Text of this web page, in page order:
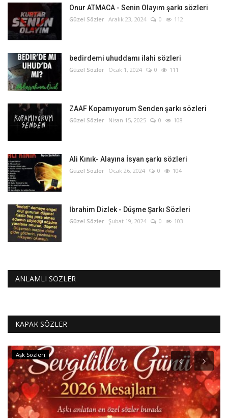
Onur ATMACA - Senin Olayım şarkı sözleri
Güzel Sözler Aralık 23, 2024 0 112
bedirdemi uhuddamı ilahi sözleri
Güzel Sözler Ocak 1, 2024 0 111
ZAAF Kopamıyorum Senden şarkı sözleri
Güzel Sözler Nisan 15, 2025 0 108
Ali Kınık- Alayına İsyan şarkı sözleri
Güzel Sözler Ocak 26, 2024 0 104
İbrahim Dizlek - Düşme Şarkı Sözleri
Güzel Sözler Şubat 19, 2024 0 103
ANLAMLI SÖZLER
KAPAK SÖZLER
Aşk Sözleri